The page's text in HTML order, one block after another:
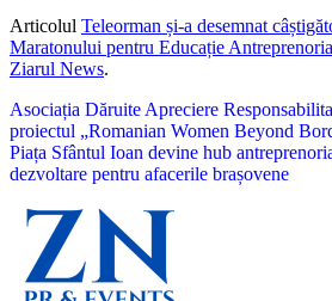
Articolul Teleorman și-a desemnat
Maratonului pentru Educație
Ziarul News.
Navigare
în
articole
Asociația Dăruite Apreciere
proiectul „Romanian Women Beyond
Piața Sfântul Ioan devine hub
dezvoltare pentru afacerile brașovene